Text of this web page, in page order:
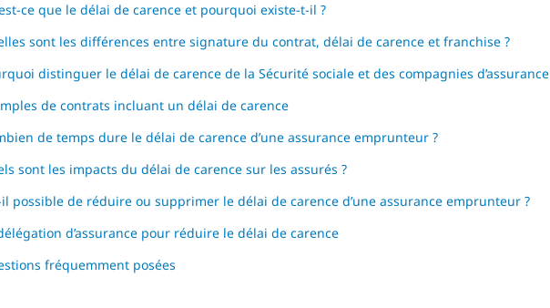
ce que le délai de carence et pourquoi existe-t-il ?
sont les différences entre signature du contrat, délai de carence et franchise ?
distinguer le délai de carence de la Sécurité sociale et des compagnies d’assurance
de contrats incluant un délai de carence
de temps dure le délai de carence d’une assurance emprunteur ?
sont les impacts du délai de carence sur les assurés ?
il possible de réduire ou supprimer le délai de carence d’une assurance emprunteur ?
d’assurance pour réduire le délai de carence
fréquemment posées